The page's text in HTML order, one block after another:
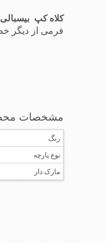
کلاه کپ
فرمی از دیگر
مشخصات
رنگ
نوع پارچه
مارک دار